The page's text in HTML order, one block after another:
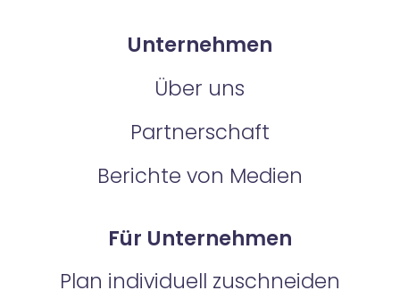
Unternehmen
Über uns
Partnerschaft
Berichte von Medien
Für Unternehmen
Plan individuell zuschneiden